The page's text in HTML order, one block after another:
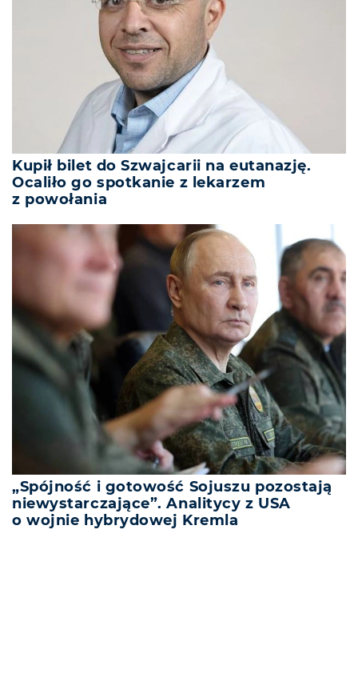
Kupił bilet do Szwajcarii na eutanazję.
Ocaliło go spotkanie z lekarzem
z powołania
„Spójność i gotowość Sojuszu pozostają
niewystarczające”. Analitycy z USA
o wojnie hybrydowej Kremla